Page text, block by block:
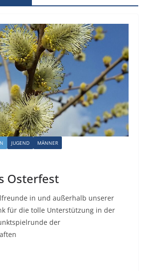
JUGEND MÄNNER
Osterfest
in und außerhalb unserer
für die tolle Unterstützung in der
der